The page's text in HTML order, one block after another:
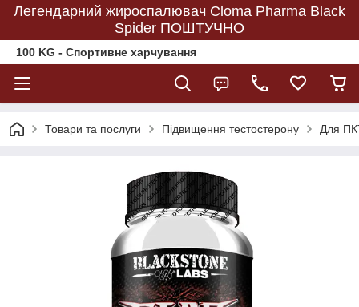
Легендарний жироспалювач Cloma Pharma Black
Spider ПОШТУЧНО
100 KG - Спортивне харчування
Товари та послуги Підвищення тестостерону Для